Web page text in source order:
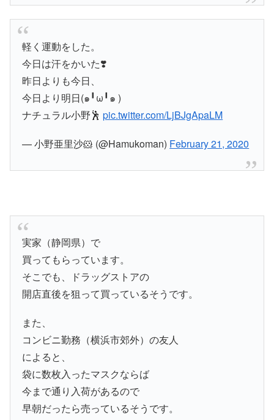
軽く運動をした。
今日は汗をかいた❣️
昨日よりも今日、
今日より明日(๑╹ω╹๑ )
ナチュラル小野🕺pic.twitter.com/LjBJgApaLM
— 小野亜里沙🐹 (@Hamukoman) February 21, 2020
実家（静岡県）で
買ってもらっています。
そこでも、ドラッグストアの
開店直後を狙って買っているそうです。
また、
コンビニ勤務（横浜市郊外）の友人
によると、
袋に数枚入ったマスクならば
今まで通り入荷があるので
早朝だったら売っているそうです。